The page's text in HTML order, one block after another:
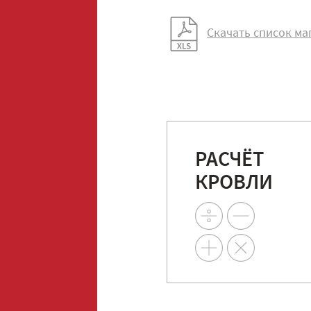
Скачать список
РАСЧЁТ
КРОВЛИ